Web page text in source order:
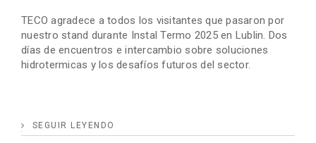
TECO agradece a todos los visitantes que pasaron por
nuestro stand durante Instal Termo 2025 en Lublin. Dos
días de encuentros e intercambio sobre soluciones
hidrotermicas y los desafíos futuros del sector.
SEGUIR LEYENDO